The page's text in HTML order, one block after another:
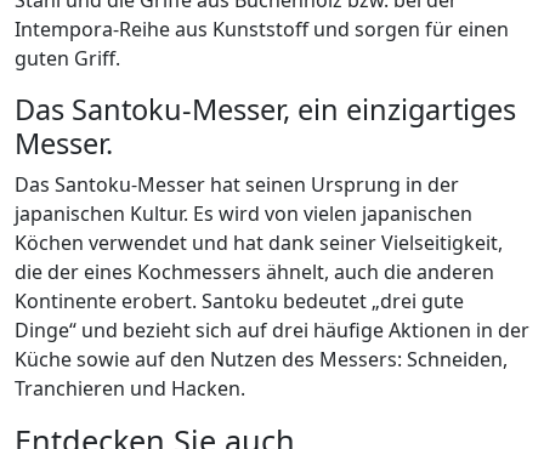
Intempora-Reihe aus Kunststoff und sorgen für einen
guten Griff.
Das Santoku-Messer, ein einzigartiges
Messer.
Das Santoku-Messer hat seinen Ursprung in der
japanischen Kultur. Es wird von vielen japanischen
Köchen verwendet und hat dank seiner Vielseitigkeit,
die der eines Kochmessers ähnelt, auch die anderen
Kontinente erobert. Santoku bedeutet „drei gute
Dinge“ und bezieht sich auf drei häufige Aktionen in der
Küche sowie auf den Nutzen des Messers: Schneiden,
Tranchieren und Hacken.
Entdecken Sie auch